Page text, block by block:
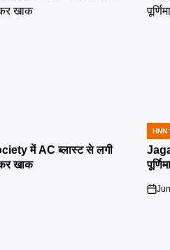
में AC ब्लास्ट से लगी
खाक
IN
HNN
on